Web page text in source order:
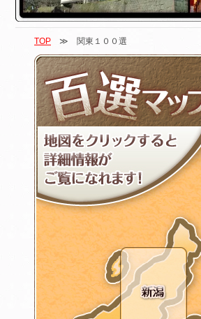
TOP ≫ 関東１００選